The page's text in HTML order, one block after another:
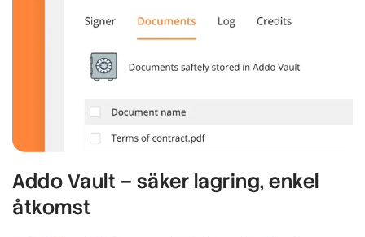
Addo Vault – säker lagring, enkel
åtkomst